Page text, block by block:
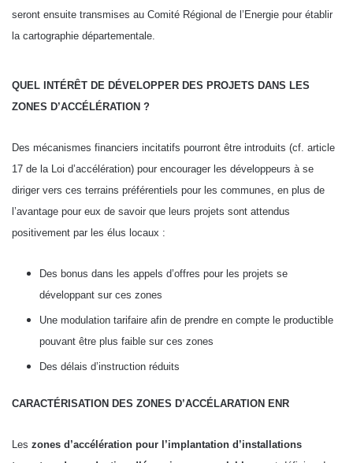
seront ensuite transmises au Comité Régional de l’Energie pour établir
la cartographie départementale.
QUEL INTÉRÊT DE DÉVELOPPER DES PROJETS DANS LES
ZONES D’ACCÉLÉRATION ?
Des mécanismes financiers incitatifs pourront être introduits (cf. article
17 de la Loi d’accélération) pour encourager les développeurs à se
diriger vers ces terrains préférentiels pour les communes, en plus de
l’avantage pour eux de savoir que leurs projets sont attendus
positivement par les élus locaux :
Des bonus dans les appels d’offres pour les projets se
développant sur ces zones
Une modulation tarifaire afin de prendre en compte le productible
pouvant être plus faible sur ces zones
Des délais d’instruction réduits
CARACTÉRISATION DES ZONES D’ACCÉLARATION ENR
Les zones d’accélération pour l’implantation d’installations